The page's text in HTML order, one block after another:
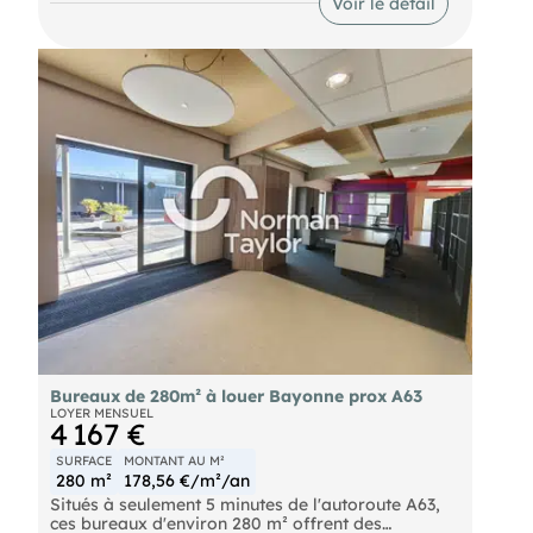
Cabinet de conseil, assurances ou courtage
Profession libérale ou activité administrative
- Charges annuelles : 2000 €
- Honoraires : 9120 € HT à la charge du preneur
Bureaux de 280m² à louer Bayonne prox A63
LOYER MENSUEL
4 167 €
SURFACE
280 m²
MONTANT AU M²
178,56 €/m²/an
Situés à seulement 5 minutes de l'autoroute A63,
ces bureaux d'environ 280 m² offrent des